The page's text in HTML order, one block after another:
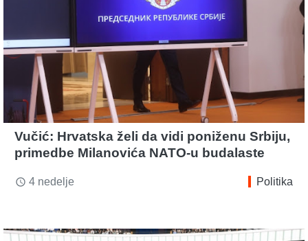
Vučić: Hrvatska želi da vidi poniženu Srbiju,
primedbe Milanovića NATO-u budalaste
access_time 4 nedelje Politika